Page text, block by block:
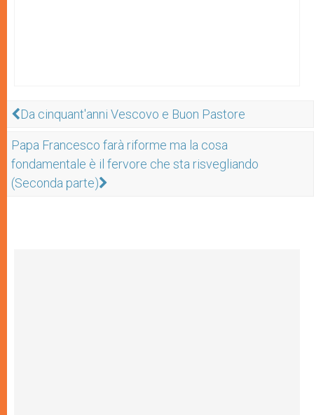
Da cinquant'anni Vescovo e Buon Pastore
Papa Francesco farà riforme ma la cosa
fondamentale è il fervore che sta risvegliando
(Seconda parte)